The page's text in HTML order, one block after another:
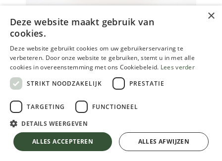
Ecotec parketlak mat kleurloos
(vernis)
38.65€
Inclusief btw
VERPAKKING
×
Deze website maakt gebruik van
cookies.
Deze website gebruikt cookies om uw gebruikerservaring te
verbeteren. Door onze website te gebruiken, stemt u in met alle
cookies in overeenstemming met ons Cookiebeleid. Lees verder
STRIKT NOODZAKELIJK
PRESTATIE
TARGETING FUNCTIONEEL
DETAILS WEERGEVEN
ALLES ACCEPTEREN ALLES AFWIJZEN